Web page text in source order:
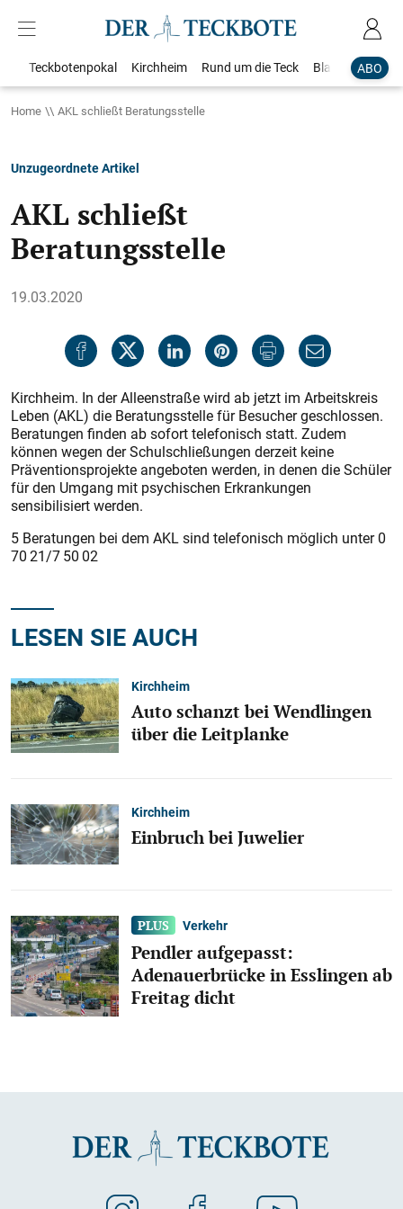
ABO
Teckbotenpokal Kirchheim Rund um die Teck Blaulicht
Home AKL schließt Beratungsstelle
Unzugeordnete Artikel
AKL schließt
Beratungsstelle
19.03.2020
Kirchheim. In der Alleenstraße wird ab jetzt im Arbeitskreis
Leben (AKL) die Beratungsstelle für Besucher geschlossen.
Beratungen finden ab sofort telefonisch statt. Zudem
können wegen der Schulschließungen derzeit keine
Präventionsprojekte angeboten werden, in denen die Schüler
für den Umgang mit psychischen Erkrankungen
sensibilisiert werden.
5 Beratungen bei dem AKL sind telefonisch möglich unter 0
70 21/7 50 02
LESEN SIE AUCH
Kirchheim
Auto schanzt bei Wendlingen
über die Leitplanke
Kirchheim
Einbruch bei Juwelier
Verkehr
Pendler aufgepasst:
Adenauerbrücke in Esslingen ab
Freitag dicht